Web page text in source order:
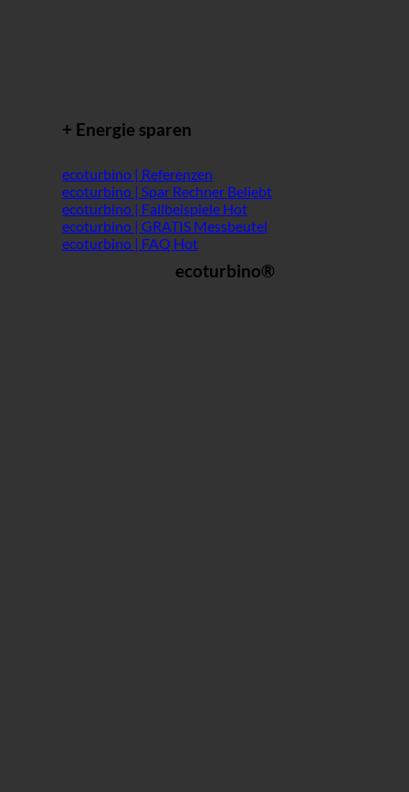
+ Energie sparen
ecoturbino | Referenzen
ecoturbino | Spar Rechner
ecoturbino | Fallbeispiele
ecoturbino | GRATIS Messbeutel
ecoturbino | FAQ
ecoturbino®